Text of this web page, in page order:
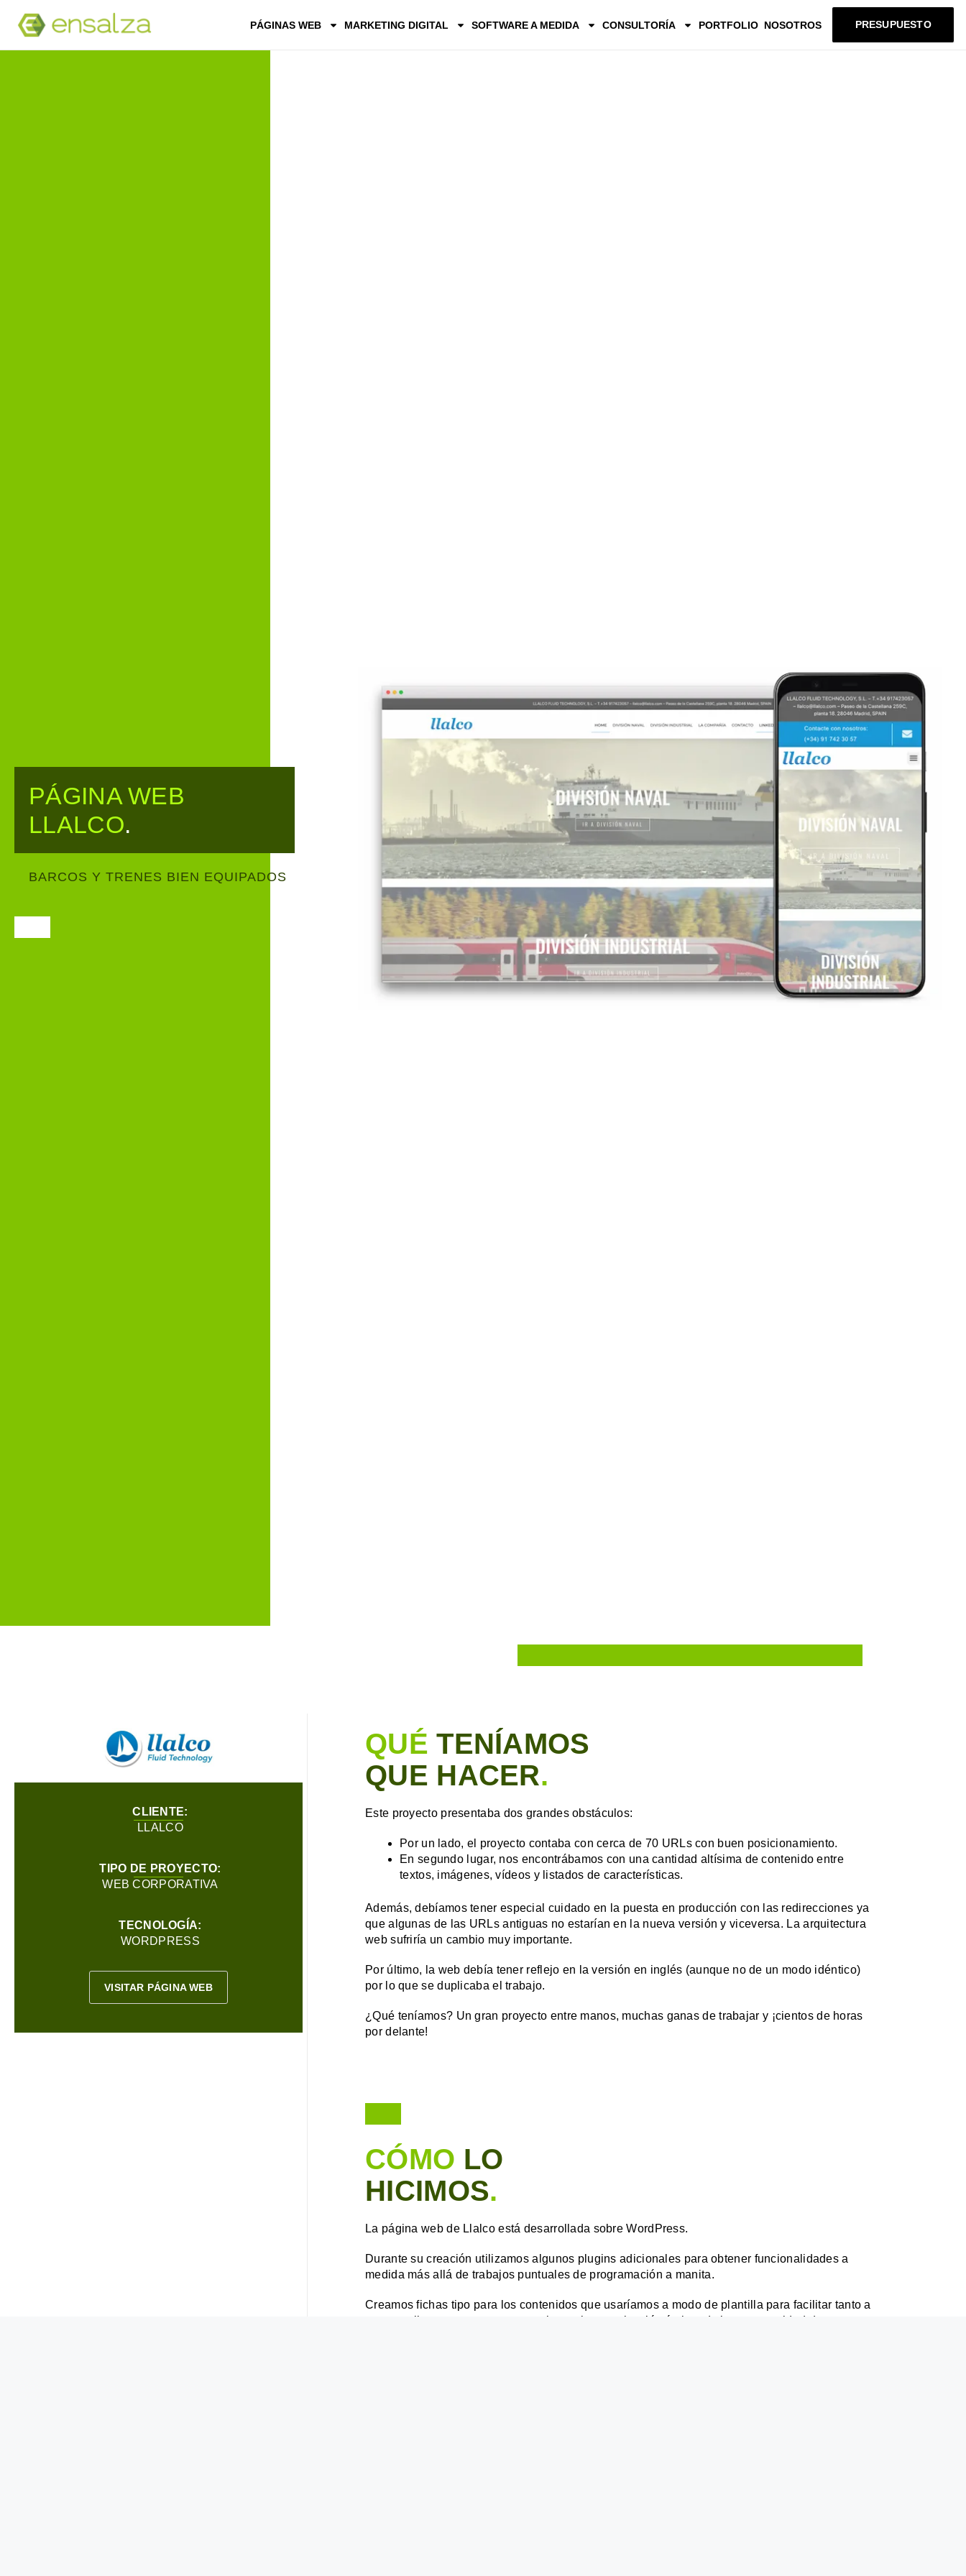
PÁGINAS WEB MARKETING DIGITAL SOFTWARE A MEDIDA CONSULTORÍA PORTFOLIO NOSOTROS PRESUPUESTO
PÁGINA WEB
LLALCO.
BARCOS Y TRENES BIEN EQUIPADOS
CLIENTE:
LLALCO
TIPO DE PROYECTO:
WEB CORPORATIVA
TECNOLOGÍA:
WORDPRESS
VISITAR PÁGINA WEB
QUÉTENÍAMOS
QUE HACER.
Este proyecto presentaba dos grandes obstáculos:
Por un lado, el proyecto contaba con cerca de 70 URLs con buen posicionamiento.
En segundo lugar, nos encontrábamos con una cantidad altísima de contenido entre
textos, imágenes, vídeos y listados de características.
Además, debíamos tener especial cuidado en la puesta en producción con las redirecciones ya
que algunas de las URLs antiguas no estarían en la nueva versión y viceversa. La arquitectura
web sufriría un cambio muy importante.
Por último, la web debía tener reflejo en la versión en inglés (aunque no de un modo idéntico)
por lo que se duplicaba el trabajo.
¿Qué teníamos? Un gran proyecto entre manos, muchas ganas de trabajar y ¡cientos de horas
por delante!
CÓMO LO
HICIMOS.
La página web de Llalco está desarrollada sobre WordPress.
Durante su creación utilizamos algunos plugins adicionales para obtener funcionalidades a
medida más allá de trabajos puntuales de programación a manita.
Creamos fichas tipo para los contenidos que usaríamos a modo de plantilla para facilitar tanto a
nuestro cliente como a nosotros mismos la organización óptima de la gran cantidad de